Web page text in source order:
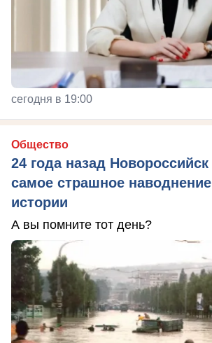
сегодня в 19:00
Общество
24 года назад
самое страшное
истории
А вы помните тот день?